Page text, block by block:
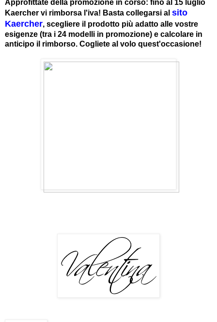
Approfittate della promozione in corso: fino al 15 luglio
Kaercher vi rimborsa l'iva! Basta collegarsi al sito
Kaercher, scegliere il prodotto più adatto alle vostre
esigenze (tra i 24 modelli in promozione) e calcolare in
anticipo il rimborso. Cogliete al volo quest'occasione!